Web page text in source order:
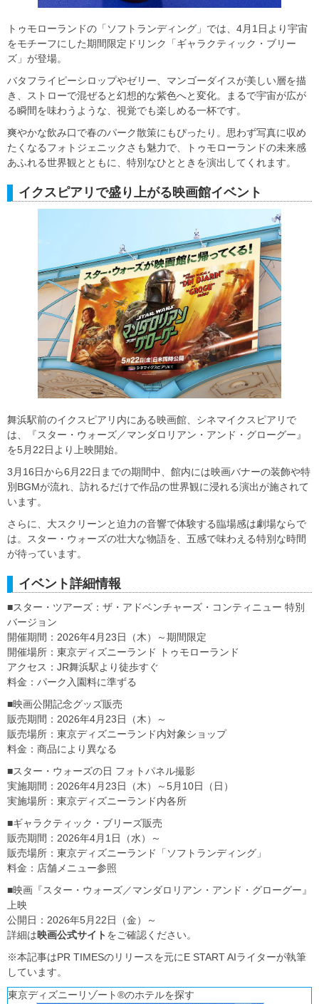
トゥモローランドの「ソフトランディング」では、4月1日より宇宙
をモチーフにした期間限定ドリンク「ギャラクティック・ブリー
ズ」が登場。
バタフライピーシロップやゼリー、マンゴーダイスが美しい層を描
き、ストローで混ぜると幻想的な紫色へと変化。まるで宇宙が広が
る瞬間を味わうような、視覚でも楽しめる一杯です。
爽やかな飲み口で春のパーク散策にもぴったり。思わず写真に収め
たくなるフォトジェニックさも魅力で、トゥモローランドの未来感
あふれる世界観とともに、特別なひとときを演出してくれます。
イクスピアリで盛り上がる映画館イベント
舞浜駅前のイクスピアリ内にある映画館、シネマイクスピアリで
は、『スター・ウォーズ／マンダロリアン・アンド・グローグー』
を5月22日より上映開始。
3月16日から6月22日までの期間中、館内には映画バナーの装飾や特
別BGMが流れ、訪れるだけで作品の世界観に浸れる演出が施されて
います。
さらに、大スクリーンと迫力の音響で体験する臨場感は劇場ならで
は。スター・ウォーズの壮大な物語を、五感で味わえる特別な時間
が待っています。
イベント詳細情報
■スター・ツアーズ：ザ・アドベンチャーズ・コンティニュー 特別
バージョン
開催期間：2026年4月23日（木）～期間限定
開催場所：東京ディズニーランド トゥモローランド
アクセス：JR舞浜駅より徒歩すぐ
料金：パーク入園料に準ずる
■映画公開記念グッズ販売
販売期間：2026年4月23日（木）～
販売場所：東京ディズニーランド内対象ショップ
料金：商品により異なる
■スター・ウォーズの日 フォトパネル撮影
実施期間：2026年4月23日（木）～5月10日（日）
実施場所：東京ディズニーランド内各所
■ギャラクティック・ブリーズ販売
販売期間：2026年4月1日（水）～
販売場所：東京ディズニーランド「ソフトランディング」
料金：店舗メニュー参照
■映画『スター・ウォーズ／マンダロリアン・アンド・グローグー』
上映
公開日：2026年5月22日（金）～
詳細は映画公式サイト をご確認ください。
※本記事はPR TIMESのリリースを元にE START AIライターが執筆
しています。
東京ディズニーリゾート®のホテルを探す